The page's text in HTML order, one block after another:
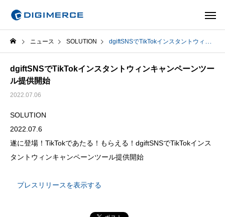
ニュース SOLUTION dgiftSNSでTikTokインスタントウィンキャンペーンツール提供開始
dgiftSNSでTikTokインスタントウィンキャンペーンツー
ル提供開始
2022.07.06
SOLUTION
2022.07.6
遂に登場！TikTokであたる！もらえる！dgiftSNSでTikTokインス
タントウィンキャンペーンツール提供開始
プレスリリースを表示する